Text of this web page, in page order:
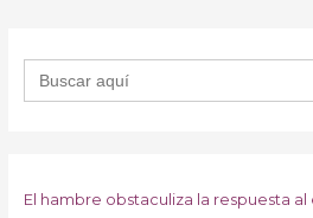
Buscar:
El hambre obstaculiza la respuesta